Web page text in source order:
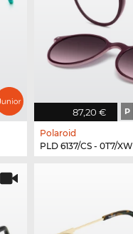
87,20 € P
Polaroid
PLD 6137/CS - 0T7/XW